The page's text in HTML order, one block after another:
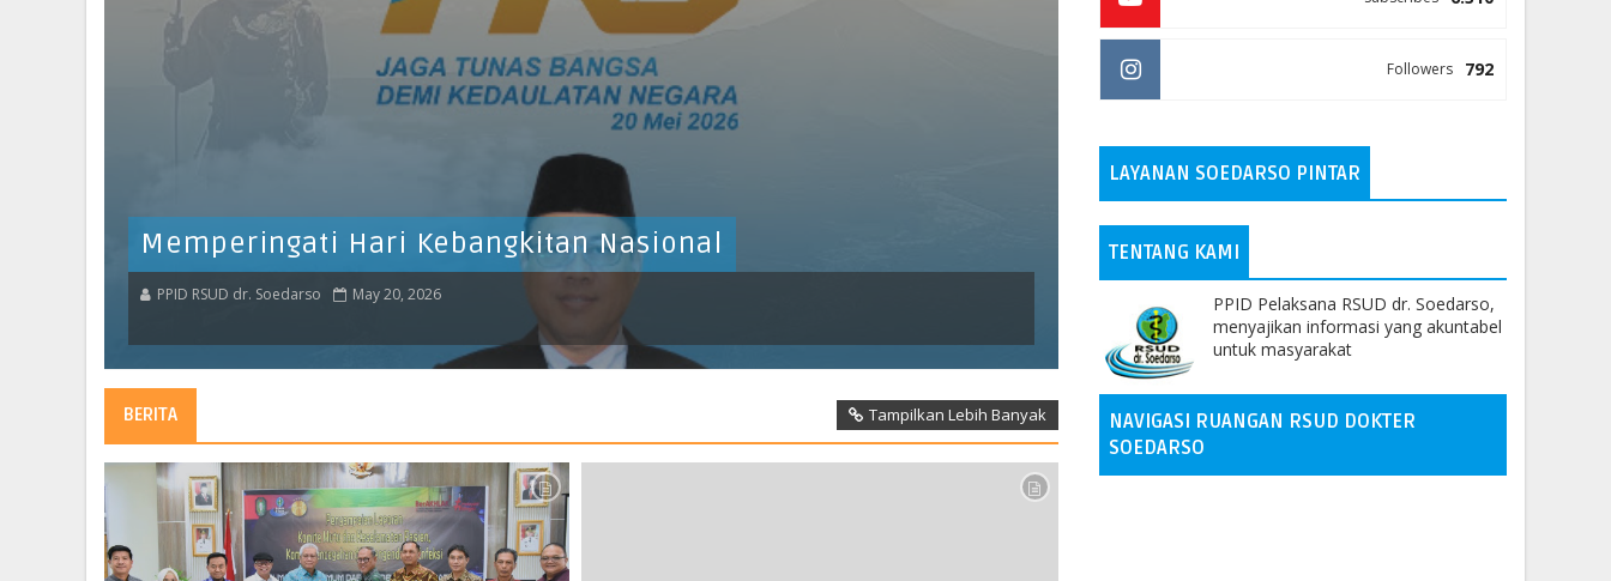
Selamat Ulang Tahun Drg. Hary Agung Tjahyadi, M.Kes.
PPID RSUD dr. Soedarso May 20, 2026
Memperingati Kenaikan Yesus
PPID RSUD dr. Soedarso May 14, 2026
BERITA Tampilkan Lebih Banyak
792
Followers
LAYANAN SOEDARSO PINTAR
TENTANG KAMI
PPID Pelaksana RSUD dr. Soedarso,
menyajikan informasi yang akuntabel
untuk masyarakat
NAVIGASI RUANGAN RSUD DOKTER
SOEDARSO